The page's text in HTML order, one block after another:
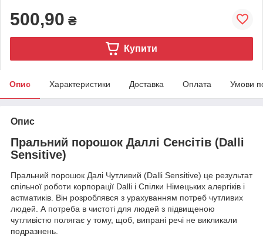
500,90 ₴
Купити
Опис Характеристики Доставка Оплата Умови
Опис
Пральний порошок Даллі Сенсітів (Dalli
Sensitive)
Пральний порошок Далі Чутливий (Dalli Sensitive) це результат
спільної роботи корпорації Dalli і Спілки Німецьких алергіків і
астматиків. Він розроблявся з урахуванням потреб чутливих
людей. А потреба в чистоті для людей з підвищеною
чутливістю полягає у тому, щоб, випрані речі не викликали
подразнень.